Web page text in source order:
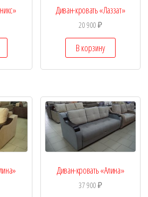
Диван-кровать «Лаззат»
20 900₽
В корзину
Диван-кровать «Алина»
37 900₽